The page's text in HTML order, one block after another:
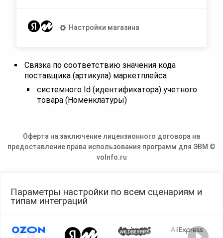
Настройки магазина
Связка по соответствию значения кода
поставщика (артикула) маркетплейса
системного Id (идентификатора) учетного
товара (Номенклатуры)
Оферта на заключение лицензионного договора на
предоставление права использования программ для ЭВМ ©
voInfo.ru
Параметры настройки по всем сценариям и
типам интеграций